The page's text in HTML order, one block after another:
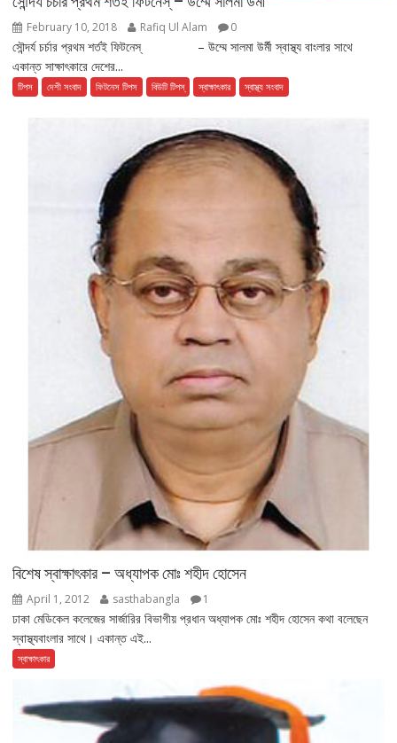
February 10, 2018 Rafiq Ul Alam 0
সৌন্দর্য চর্চার প্রথম শর্তই ফিটনেস্ – উম্মে সালমা উর্মী স্বাস্থ্য বাংলার সাথে
একান্ত সাক্ষাৎকারে দেশের...
টিপস দেশী সংবাদ ফিটনেস টিপস বিউটি টিপস্ স্বাক্ষাৎকার স্বাস্থ্য সংবাদ
বিশেষ স্বাক্ষাৎকার – অধ্যাপক মোঃ শহীদ হোসেন
April 1, 2012 sasthabangla 1
ঢাকা মেডিকেল কলেজের সার্জারির বিভাগীয় প্রধান অধ্যাপক মোঃ শহীদ হোসেন কথা বলেছেন
স্বাস্থ্যবাংলার সাথে। একান্ত এই...
স্বাক্ষাৎকার